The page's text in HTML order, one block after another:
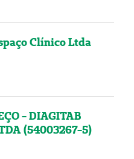
Clínico Ltda
- DIAGITAB
(54003267-5)